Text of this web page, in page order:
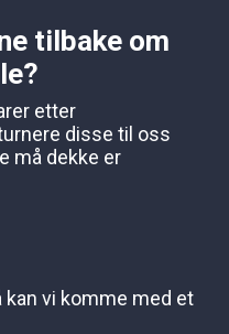
tilbake om
etter
disse til oss
må dekke er
kan vi komme med et